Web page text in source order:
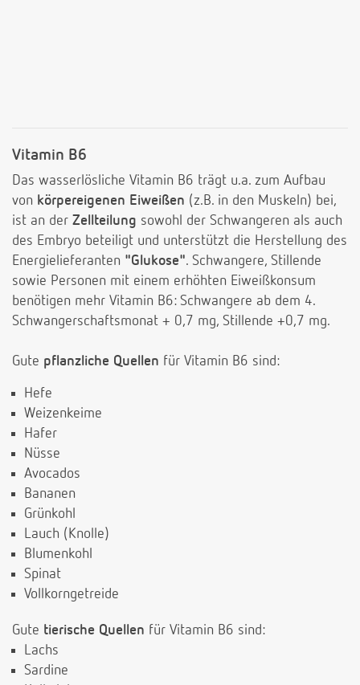
Vitamin B6
Das wasserlösliche Vitamin B6 trägt u.a. zum Aufbau
von körpereigenen Eiweißen (z.B. in den Muskeln) bei,
ist an der Zellteilung sowohl der Schwangeren als auch
des Embryo beteiligt und unterstützt die Herstellung des
Energielieferanten "Glukose". Schwangere, Stillende
sowie Personen mit einem erhöhten Eiweißkonsum
benötigen mehr Vitamin B6: Schwangere ab dem 4.
Schwangerschaftsmonat + 0,7 mg, Stillende +0,7 mg.
Gute pflanzliche Quellen für Vitamin B6 sind:
Hefe
Weizenkeime
Hafer
Nüsse
Avocados
Bananen
Grünkohl
Lauch (Knolle)
Blumenkohl
Spinat
Vollkorngetreide
Gute tierische Quellen für Vitamin B6 sind:
Lachs
Sardine